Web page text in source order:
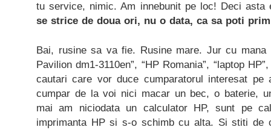
tu service, nimic. Am innebunit pe loc! Deci
se strice de doua ori, nu o data, ca sa poti
Bai, rusine sa va fie. Rusine mare. Jur cu mana
Pavilion dm1-3110en”, “HP Romania”, “laptop
cautari care vor duce cumparatorul interesat
cumpar de la voi nici macar un bec, o baterie,
mai am niciodata un calculator HP, sunt pe
imprimanta HP si s-o schimb cu alta. Si stiti de